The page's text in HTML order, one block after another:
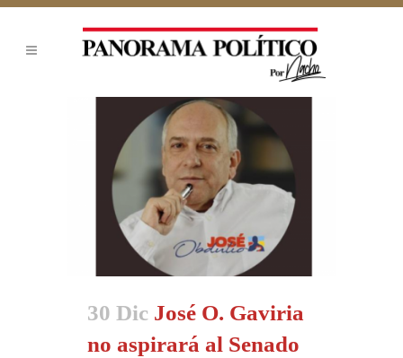
30 Dic José O. Gaviria
no aspirará al Senado